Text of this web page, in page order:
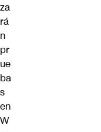
za
rá
n
pr
ue
ba
s
en
W